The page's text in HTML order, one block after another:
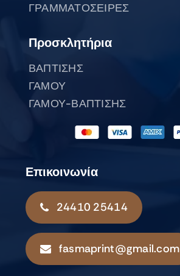
ΓΡΑΜΜΑΤΟΣΕΙΡΕΣ
Προσκλητήρια
ΒΑΠΤΙΣΗΣ
ΓΑΜΟΥ
ΓΑΜΟΥ-ΒΑΠΤΙΣΗΣ
Επικοινωνία
24410 25414
fasmaprint@gmail.com